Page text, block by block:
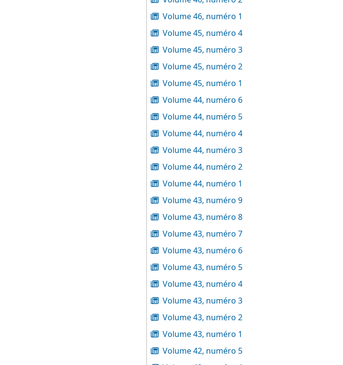
Volume 46, numéro 1
Volume 45, numéro 4
Volume 45, numéro 3
Volume 45, numéro 2
Volume 45, numéro 1
Volume 44, numéro 6
Volume 44, numéro 5
Volume 44, numéro 4
Volume 44, numéro 3
Volume 44, numéro 2
Volume 44, numéro 1
Volume 43, numéro 9
Volume 43, numéro 8
Volume 43, numéro 7
Volume 43, numéro 6
Volume 43, numéro 5
Volume 43, numéro 4
Volume 43, numéro 3
Volume 43, numéro 2
Volume 43, numéro 1
Volume 42, numéro 5